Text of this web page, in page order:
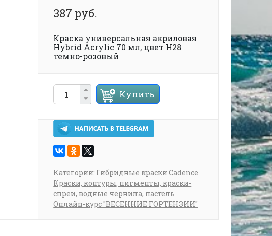
387 руб.
Краска универсальная акриловая
Hybrid Acrylic 70 мл, цвет H28
темно-розовый
Купить
Категории: Гибридные краски Cadence
Краски, контуры, пигменты, краски-
спреи, водные чернила, пастель
Онлайн-курс "ВЕСЕННИЕ ГОРТЕНЗИИ"